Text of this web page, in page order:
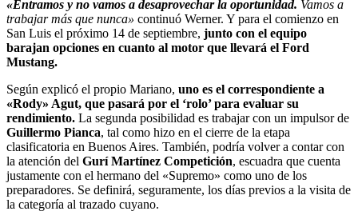
«Entramos y no vamos a desaprovechar la oportunidad. Vamos a
trabajar más que nunca» continuó Werner. Y para el comienzo en
San Luis el próximo 14 de septiembre, junto con el equipo
barajan opciones en cuanto al motor que llevará el Ford
Mustang.
Según explicó el propio Mariano, uno es el correspondiente a
«Rody» Agut, que pasará por el ‘rolo’ para evaluar su
rendimiento. La segunda posibilidad es trabajar con un impulsor de
Guillermo Pianca, tal como hizo en el cierre de la etapa
clasificatoria en Buenos Aires. También, podría volver a contar con
la atención del Gurí Martínez Competición, escuadra que cuenta
justamente con el hermano del «Supremo» como uno de los
preparadores. Se definirá, seguramente, los días previos a la visita de
la categoría al trazado cuyano.